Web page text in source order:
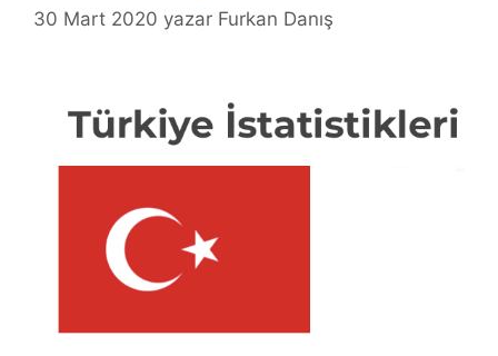
30 Mart 2020 yazar Furkan Danış